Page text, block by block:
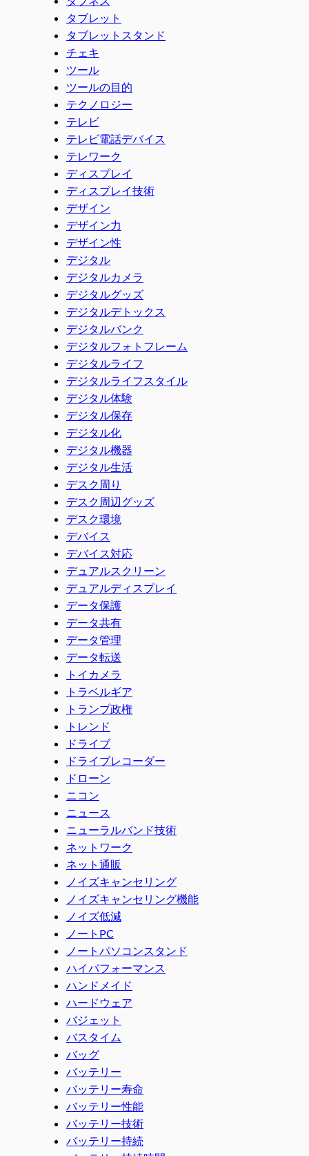
タブレット
タブレットスタンド
チェキ
ツール
ツールの目的
テクノロジー
テレビ
テレビ電話デバイス
テレワーク
ディスプレイ
ディスプレイ技術
デザイン
デザイン力
デザイン性
デジタル
デジタルカメラ
デジタルグッズ
デジタルデトックス
デジタルバンク
デジタルフォトフレーム
デジタルライフ
デジタルライフスタイル
デジタル体験
デジタル保存
デジタル化
デジタル機器
デジタル生活
デスク周り
デスク周辺グッズ
デスク環境
デバイス
デバイス対応
デュアルスクリーン
デュアルディスプレイ
データ保護
データ共有
データ管理
データ転送
トイカメラ
トラベルギア
トランプ政権
トレンド
ドライブ
ドライブレコーダー
ドローン
ニコン
ニュース
ニューラルバンド技術
ネットワーク
ネット通販
ノイズキャンセリング
ノイズキャンセリング機能
ノイズ低減
ノートPC
ノートパソコンスタンド
ハイパフォーマンス
ハンドメイド
ハードウェア
バジェット
バスタイム
バッグ
バッテリー
バッテリー寿命
バッテリー性能
バッテリー技術
バッテリー持続